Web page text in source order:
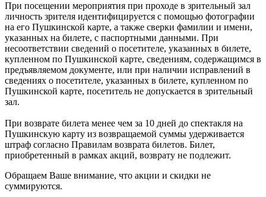
При посещении мероприятия при проходе в зрительный зал
личность зрителя идентифицируется с помощью фотографии
на его Пушкинской карте, а также сверки фамилии и имени,
указанных на билете, с паспортными данными. При
несоответствии сведений о посетителе, указанных в билете,
купленном по Пушкинской карте, сведениям, содержащимся в
предъявляемом документе, или при наличии исправлений в
сведениях о посетителе, указанных в билете, купленном по
Пушкинской карте, посетитель не допускается в зрительный
зал.
При возврате билета менее чем за 10 дней до спектакля на
Пушкинскую карту из возвращаемой суммы удерживается
штраф согласно Правилам возврата билетов. Билет,
приобретенный в рамках акций, возврату не подлежит.
Обращаем Ваше внимание, что акции и скидки не
суммируются.